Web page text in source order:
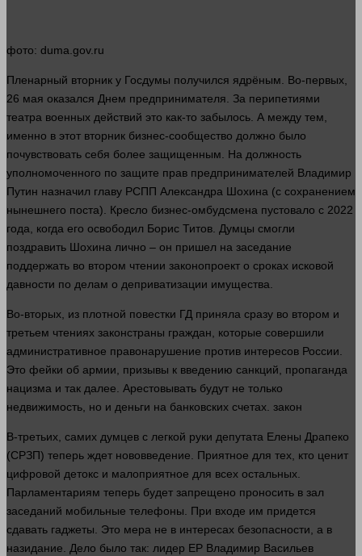
фото: duma.gov.ru
Пленарный вторник у Госдумы получился ядрёным. Во-первых,
26 мая оказался Днем предпринимателя. За перипетиями
театра военных действий это как-то забылось. А между тем,
именно в этот вторник бизнес-сообщество должно было
почувствовать себя более защищенным. На должность
уполномоченного по защите прав предпринимателей Владимир
Путин назначил главу РСПП Александра Шохина (с сохранением
нынешнего поста). Кресло бизнес-омбудсмена пустовало с 2022
года , когда его освободил Борис Титов. Думцы смогли
поздравить Шохина лично – он пришел на заседание
поддержать во втором чтении законопроект о сроках исковой
давности по делам о деприватизации имущества.
Во-вторых, из плотной повестки ГД приняла сразу во втором и
третьем чтениях законстраны граждан, которые совершили
административное правонарушение против интересов России.
Это фейки об армии, призывы к введению санкций, пропаганда
нацизма и так далее. Арестовывать будут не только
недвижимость, но и деньги на банковских счетах. закон
В-третьих, самих думцев с легкой руки депутата Елены Драпеко
(СРЗП) теперь ждет нововведение. Приятное для тех, кто ценит
цифровой детокс и малоприятное для всех остальных.
Парламентариям теперь будет запрещено проносить в зал
заседаний мобильные телефоны. При входе им придется
сдавать гаджеты. Это мера не в интересах безопасности, а в
назидание. Дело было так: лидер ЕР Владимир Васильев